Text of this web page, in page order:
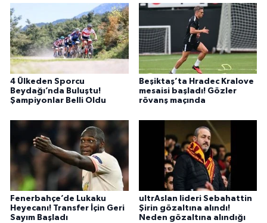
4 Ülkeden Sporcu
Beydağı’nda Buluştu!
Şampiyonlar Belli Oldu
Beşiktaş’ta Hradec Kralove
mesaisi başladı! Gözler
rövanş maçında
Fenerbahçe’de Lukaku
Heyecanı! Transfer İçin Geri
Sayım Başladı
ultrAslan lideri Sebahattin
Şirin gözaltına alındı!
Neden gözaltına alındığı